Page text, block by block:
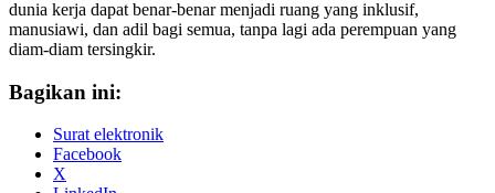
dunia kerja dapat benar-benar menjadi ruang yang inklusif,
manusiawi, dan adil bagi semua, tanpa lagi ada perempuan yang
diam-diam tersingkir.
Bagikan ini:
Surat elektronik
Facebook
X